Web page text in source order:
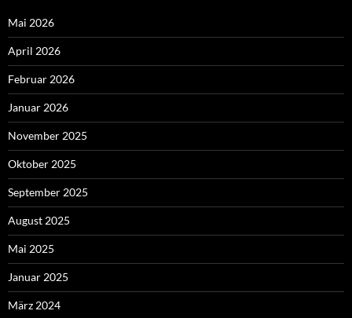
Mai 2026
April 2026
Februar 2026
Januar 2026
November 2025
Oktober 2025
September 2025
August 2025
Mai 2025
Januar 2025
März 2024